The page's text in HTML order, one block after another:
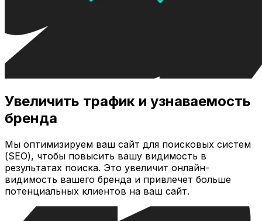
Увеличить трафик и узнаваемость
бренда
Мы оптимизируем ваш сайт для поисковых систем
(SEO), чтобы повысить вашу видимость в
результатах поиска. Это увеличит онлайн-
видимость вашего бренда и привлечет больше
потенциальных клиентов на ваш сайт.